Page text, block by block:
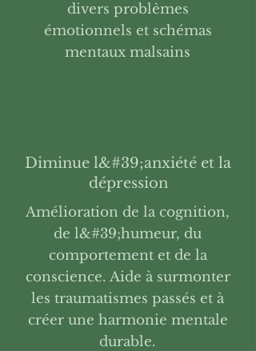
divers problèmes
émotionnels et schémas
mentaux malsains
Diminue l&#39;anxiété et la
dépression
Amélioration de la cognition,
de l&#39;humeur, du
comportement et de la
conscience. Aide à surmonter
les traumatismes passés et à
créer une harmonie mentale
durable.